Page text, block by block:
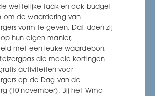
wettelijke taak en ook budget
om de waardering van
vorm te geven. Dat doen zij
hun eigen manier,
met een leuke waardebon,
die mooie kortingen
activiteiten voor
op de Dag van de
(10 november). Bij het Wmo-